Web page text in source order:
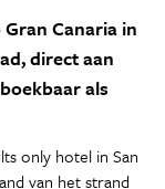
Gran Canaria in
direct aan
als
only hotel in San
van het strand